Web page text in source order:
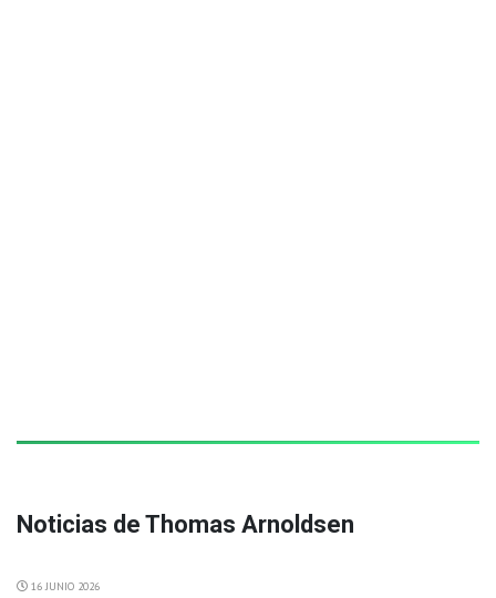
Noticias de Thomas Arnoldsen
16 JUNIO 2026